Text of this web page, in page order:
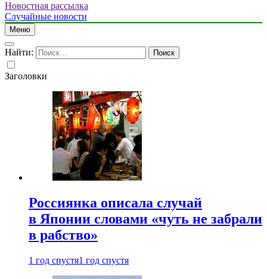
Новостная рассылка
Случайные новости
Меню
Найти:
Заголовки
Россиянка описала случай
в Японии словами «чуть не забрали
в рабство»
1 год спустя1 год спустя